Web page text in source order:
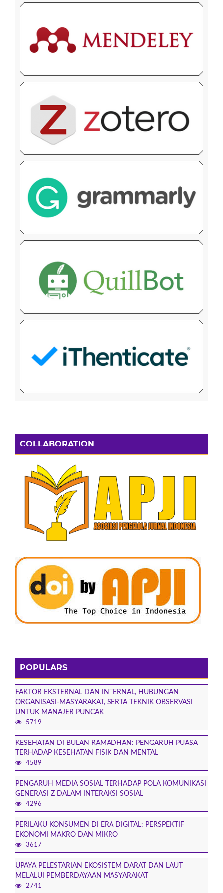
COLLABORATION
POPULARS
FAKTOR EKSTERNAL DAN INTERNAL, HUBUNGAN
ORGANISASI-MASYARAKAT, SERTA TEKNIK OBSERVASI
UNTUK MANAJER PUNCAK
5719
KESEHATAN DI BULAN RAMADHAN: PENGARUH PUASA
TERHADAP KESEHATAN FISIK DAN MENTAL
4589
PENGARUH MEDIA SOSIAL TERHADAP POLA KOMUNIKASI
GENERASI Z DALAM INTERAKSI SOSIAL
4296
PERILAKU KONSUMEN DI ERA DIGITAL: PERSPEKTIF
EKONOMI MAKRO DAN MIKRO
3617
UPAYA PELESTARIAN EKOSISTEM DARAT DAN LAUT
MELALUI PEMBERDAYAAN MASYARAKAT
2741